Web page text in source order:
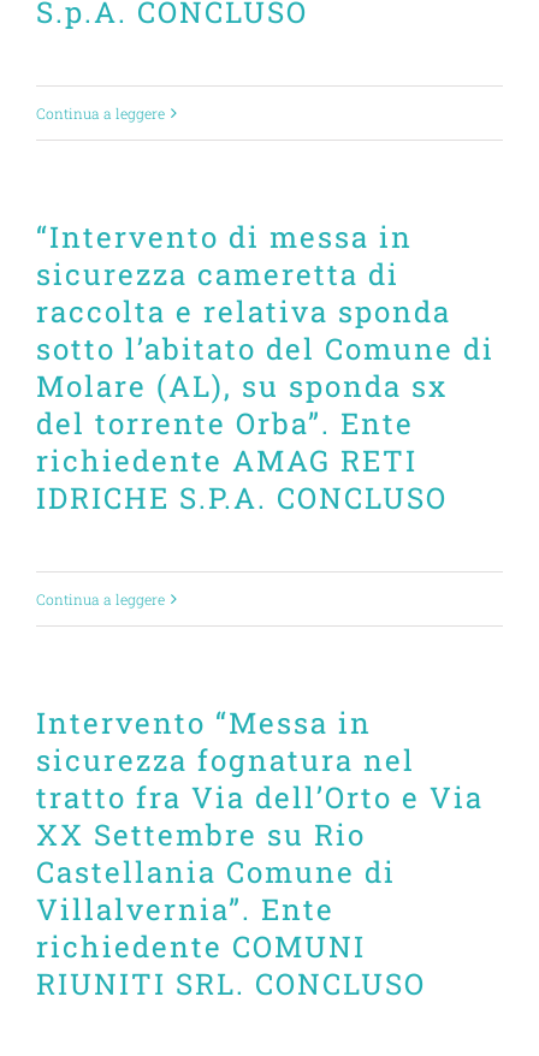
S.p.A. CONCLUSO
Continua a leggere
“Intervento di messa in
sicurezza cameretta di
raccolta e relativa sponda
sotto l’abitato del Comune di
Molare (AL), su sponda sx
del torrente Orba”. Ente
richiedente AMAG RETI
IDRICHE S.P.A. CONCLUSO
Continua a leggere
Intervento “Messa in
sicurezza fognatura nel
tratto fra Via dell’Orto e Via
XX Settembre su Rio
Castellania Comune di
Villalvernia”. Ente
richiedente COMUNI
RIUNITI SRL. CONCLUSO